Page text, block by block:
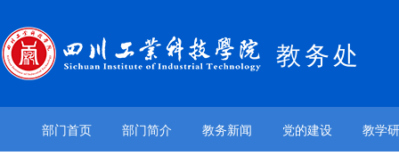
教务处
部门首页 部门简介 教务新闻 党的建设 教学